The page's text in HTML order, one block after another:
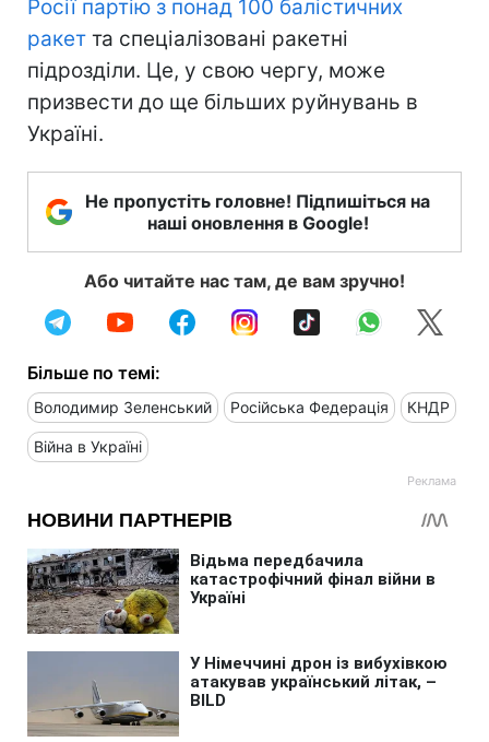
Росії партію з понад 100 балістичних
ракет та спеціалізовані ракетні
підрозділи. Це, у свою чергу, може
призвести до ще більших руйнувань в
Україні.
Не пропустіть головне! Підпишіться на
наші оновлення в Google!
Або читайте нас там, де вам зручно!
Більше по темі:
Володимир Зеленський Російська Федерація КНДР
Війна в Україні